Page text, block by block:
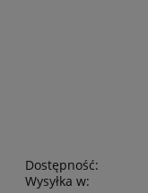
Dostępność:
Wysyłka w: